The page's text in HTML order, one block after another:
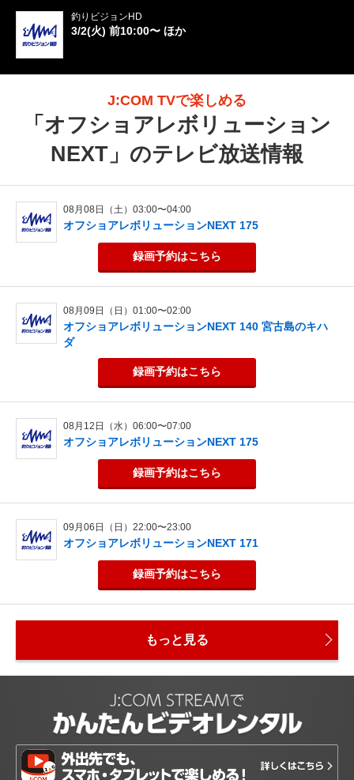
釣りビジョンHD
3/2(火) 前10:00〜 ほか
J:COM TVで楽しめる
「 オフショアレボリューション
NEXT 」のテレビ放送情報
08月08日（土）03:00〜04:00
オフショアレボリューションNEXT 175
録画予約はこちら
08月09日（日）01:00〜02:00
オフショアレボリューションNEXT 140 宮古島のキハ
ダ
録画予約はこちら
08月12日（水）06:00〜07:00
オフショアレボリューションNEXT 175
録画予約はこちら
09月06日（日）22:00〜23:00
オフショアレボリューションNEXT 171
録画予約はこちら
もっと見る